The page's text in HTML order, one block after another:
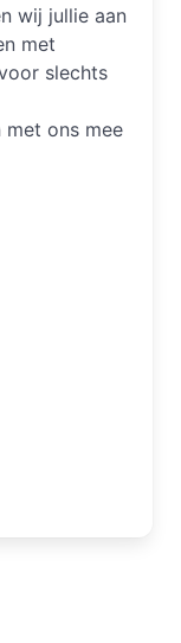
wij jullie aan
met
slechts
met ons mee